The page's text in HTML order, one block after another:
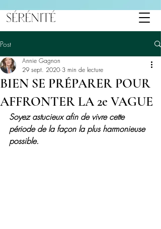
Post
BIEN SE PRÉPARER POUR
AFFRONTER LA 2e VAGUE
Annie Gagnon
29 sept. 2020 3 min de lecture
Soyez astucieux afin de vivre cette
période de la façon la plus harmonieuse
possible.